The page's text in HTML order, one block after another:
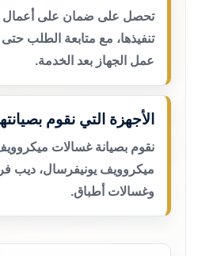
تحصل على ضمان على أعمال
تنفيذها، مع متابعة الطلب حتى
عمل الجهاز بعد الخدمة.
الأجهزة التي نقوم
نقوم بصيانة غسالات
ميكروويف يونيفرسال، ديب
وغسالات أطباق.